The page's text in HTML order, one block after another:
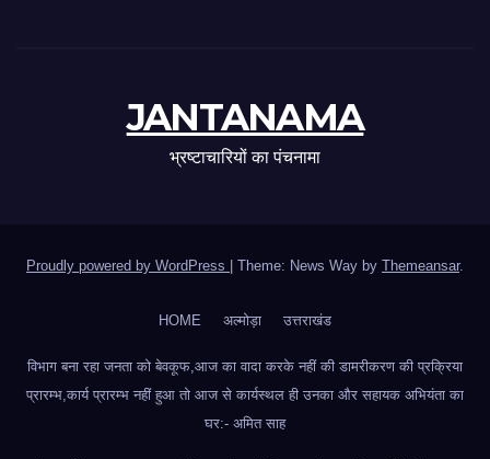
JANTANAMA
भ्रष्टाचारियों का पंचनामा
Proudly powered by WordPress | Theme: News Way by Themeansar.
HOME अल्मोड़ा उत्तराखंड
विभाग बना रहा जनता को बेवकूफ,आज का वादा करके नहीं की डामरीकरण की प्रक्रिया
प्रारम्भ,कार्य प्रारम्भ नहीं हुआ तो आज से कार्यस्थल ही उनका और सहायक अभियंता का
घर:- अमित साह